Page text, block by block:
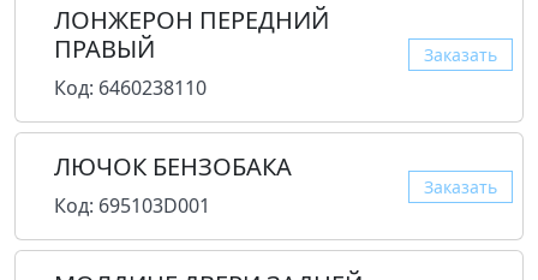
ЛОНЖЕРОН ПЕРЕДНИЙ
ПРАВЫЙ
Код: 6460238110
Заказать
ЛЮЧОК БЕНЗОБАКА
Код: 695103D001
Заказать